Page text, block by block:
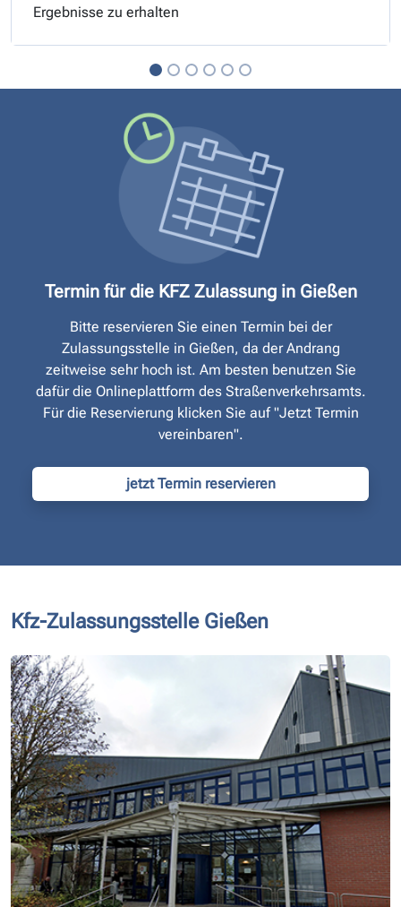
Ergebnisse zu erhalten
Termin für die KFZ Zulassung in Gießen
Bitte reservieren Sie einen Termin bei der
Zulassungsstelle in Gießen, da der Andrang
zeitweise sehr hoch ist. Am besten benutzen Sie
dafür die Onlineplattform des Straßen­verkehrsamts.
Für die Reservierung klicken Sie auf "Jetzt Termin
vereinbaren".
jetzt Termin reservieren
Kfz-Zulassungsstelle Gießen